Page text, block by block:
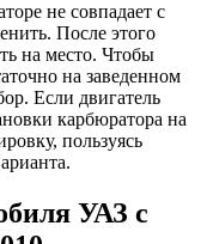
не совпадает с
После этого
на место. Чтобы
на заведенном
Если двигатель
карбюратора на
пользуясь
УАЗ с